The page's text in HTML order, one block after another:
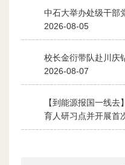
中石大举办处级干部
2026-08-05
校长金衍带队赴川庆
2026-08-07
【到能源报国一线
育人研习点并开展首
2026-08-06